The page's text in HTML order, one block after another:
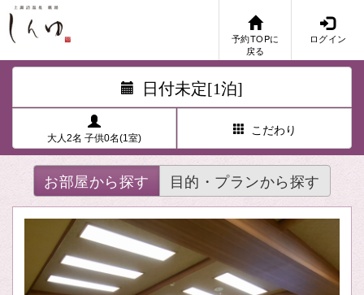
予約TOPに
戻る
ログイン
日付未定[1泊]
大人2名 子供0名(1室)
こだわり
お部屋から探す 目的・プランから探す